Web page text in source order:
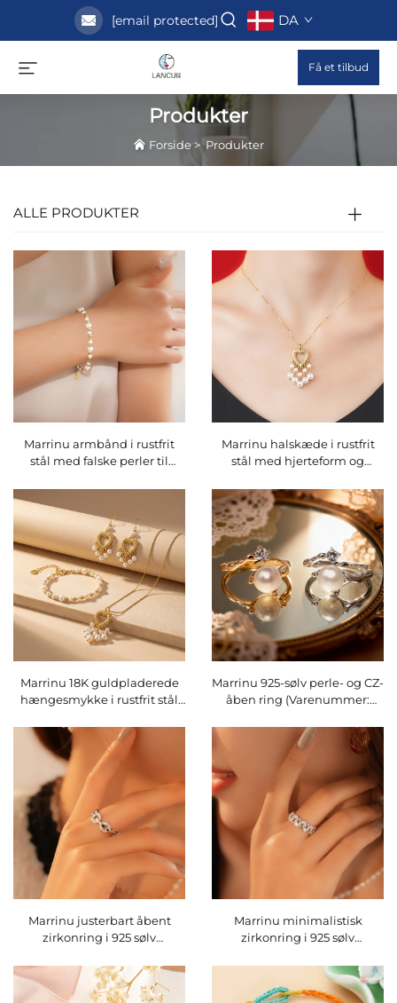
[email protected] DA
Få et tilbud
Produkter
Forside>Produkter
ALLE PRODUKTER
Marrinu armbånd i rustfrit
stål med falske perler til
Marrinu halskæde i rustfrit
stål med hjerteform og
Marrinu 18K guldpladerede
hængesmykke i rustfrit stål
puder – lette og elegante
udsmykkende
hængesmykke
Marrinu 925-sølv perle- og CZ-
åben ring (Varenummer:
Marrinu justerbart åbent
zirkonring i 925 sølv
Marrinu minimalistisk
zirkonring i 925 sølv